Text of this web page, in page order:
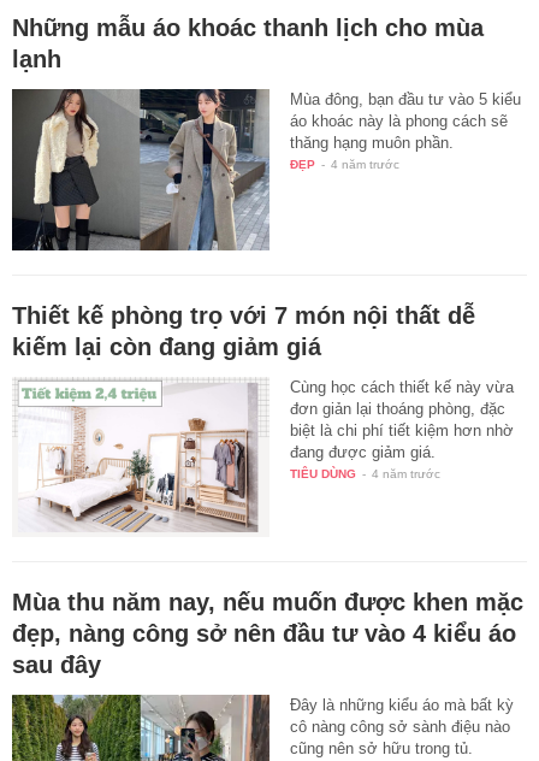
Những mẫu áo khoác thanh lịch cho mùa
lạnh
Mùa đông, bạn đầu tư vào 5 kiểu
áo khoác này là phong cách sẽ
thăng hạng muôn phần.
ĐẸP - 4 năm trước
Thiết kế phòng trọ với 7 món nội thất dễ
kiếm lại còn đang giảm giá
Cùng học cách thiết kế này vừa
đơn giản lại thoáng phòng, đặc
biệt là chi phí tiết kiệm hơn nhờ
đang được giảm giá.
TIÊU DÙNG - 4 năm trước
Mùa thu năm nay, nếu muốn được khen mặc
đẹp, nàng công sở nên đầu tư vào 4 kiểu áo
sau đây
Đây là những kiểu áo mà bất kỳ
cô nàng công sở sành điệu nào
cũng nên sở hữu trong tủ.